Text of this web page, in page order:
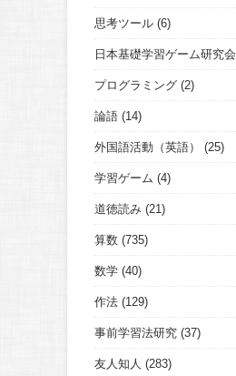
思考ツール (6)
日本基礎学習ゲーム研究会
プログラミング (2)
論語 (14)
外国語活動（英語） (25)
学習ゲーム (4)
道徳読み (21)
算数 (735)
数学 (40)
作法 (129)
事前学習法研究 (37)
友人知人 (283)